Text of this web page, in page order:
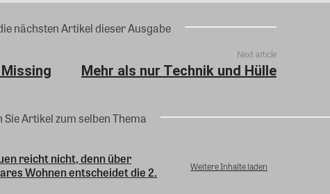
nächsten Artikel dieser Ausgabe
Next article
Mehr als nur Technik und Hülle
Sie Artikel zum selben Thema
reicht nicht, denn über
Wohnen entscheidet die 2.
Weitere Inhalte laden